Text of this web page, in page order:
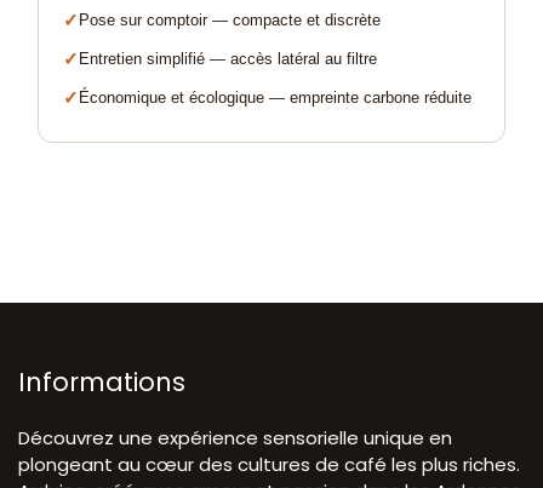
✓ Pose sur comptoir — compacte et discrète
✓ Entretien simplifié — accès latéral au filtre
✓ Économique et écologique — empreinte carbone réduite
Informations
Découvrez une expérience sensorielle unique en
plongeant au cœur des cultures de café les plus riches.